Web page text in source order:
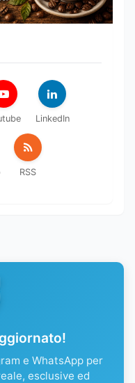
LinkedIn
RSS
e WhatsApp per
esclusive ed